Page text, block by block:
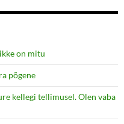
on mitu
põgene
kellegi tellimusel. Olen vaba